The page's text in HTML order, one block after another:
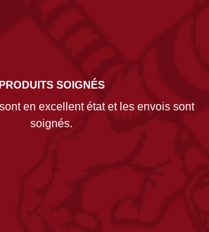
PRODUITS SOIGNÉS
en excellent état et les envois sont
soignés.